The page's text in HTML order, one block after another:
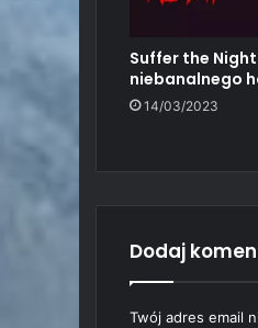
Suffer the
niebanalnego
14/03/2023
Dodaj
Twój adres email